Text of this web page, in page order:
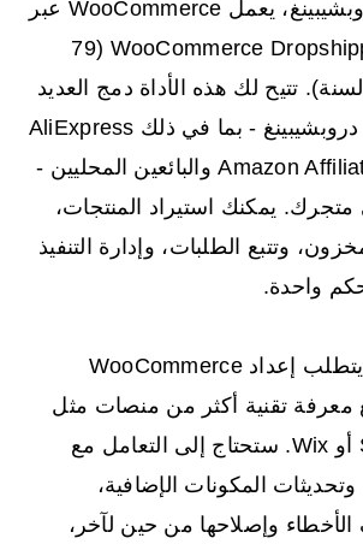
بالنسبة لدروبشيبينغ، يعمل WooCommerce عبر
إضافة WooCommerce Dropshipping (79
تتيح لك هذه الأداة دمج العديد
من موردي دروبشيبينغ - بما في ذلك AliExpress
ومنتجات Amazon Affiliate والبائعين المحليين -
يمكنك استيراد المنتجات،
وتتبع الطلبات، وإدارة التنفيذ
واحدة.
المفاضلة؟ يتطلب إعداد WooCommerce
معرفة تقنية أكثر من منصات مثل
Shoplazza أو Wix. ستحتاج إلى التعامل مع
المكونات الإضافية،
وإصلاحها من حين لآخر،